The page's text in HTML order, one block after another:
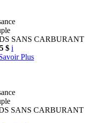
SANS CARBURANT
$ i
Plus
SANS CARBURANT